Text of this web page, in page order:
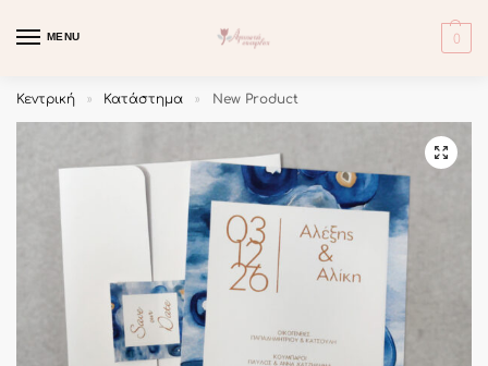
MENU 0
Κεντρική » Κατάστημα » New Product